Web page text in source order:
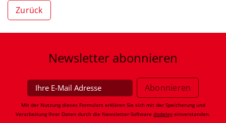
Zurück
Newsletter abonnieren
Mit der Nutzung dieses Formulars erklären Sie sich mit der Speicherung und
Verarbeitung Ihrer Daten durch die Newsletter-Software dodeley einverstanden.